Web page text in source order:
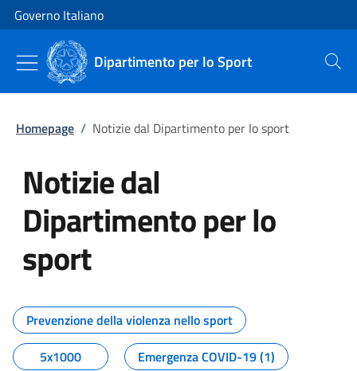
Vai al contenuto
Vai alla navigazione del sito
Governo Italiano
Dipartimento per lo Sport Cerca
Homepage / Notizie dal Dipartimento per lo sport
Notizie dal
Dipartimento per lo
sport
Tutti i contenuti della pagina
Prevenzione della violenza nello sport
5x1000
Emergenza COVID-19 (1)